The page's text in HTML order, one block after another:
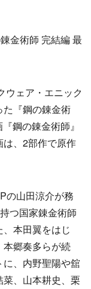
金術師 完結編 最
ェア・エニック
『鋼の錬金術
鋼の錬金術師』
、2部作で原作
の山田涼介が務
つ国家錬金術師
本田翼をはじ
郷奏多らが続
、内野聖陽や舘
、山本耕史、栗